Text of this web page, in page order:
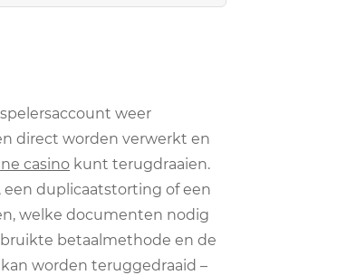
weer
direct worden verwerkt en
casino kunt terugdraaien.
een duplicaatstorting of een
welke documenten nodig
betaalmethode en de
worden teruggedraaid –